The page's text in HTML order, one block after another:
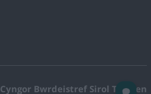
Cyngor Bwrdeistref Sirol Torfaen